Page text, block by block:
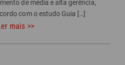
de média e alta gerência,
com o estudo Guia […]
mais >>